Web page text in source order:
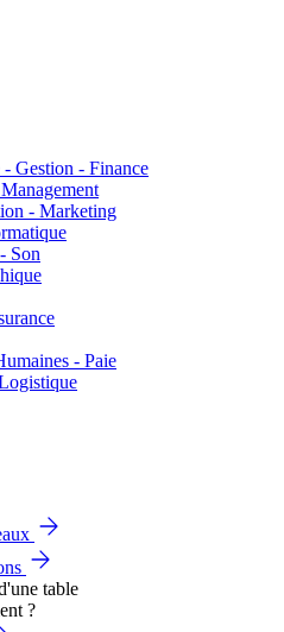
Gestion - Finance
- Marketing
Son
- Paie
?